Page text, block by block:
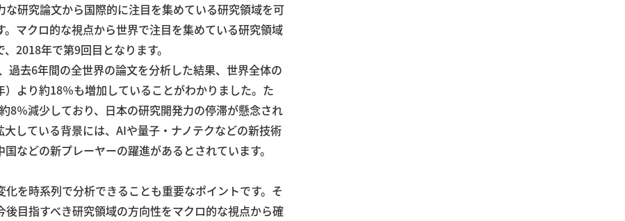
な研究論文から国際的に注目を集めている研究領域を可
マクロ的な視点から世界で注目を集めている研究領域
2018年で第9回目となります。
過去6年間の全世界の論文を分析した結果、世界全体の
より約18％も増加していることがわかりました。た
8％減少しており、日本の研究開発力の停滞が懸念され
している背景には、AIや量子・ナノテクなどの新技術
などの新プレーヤーの躍進があるとされています。
化を時系列で分析できることも重要なポイントです。そ
目指すべき研究領域の方向性をマクロ的な視点から確